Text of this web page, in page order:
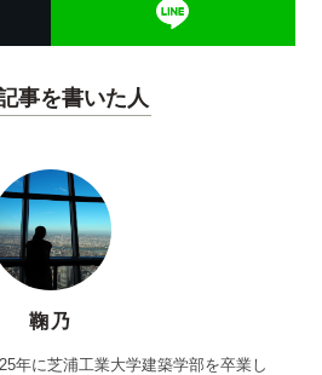
事を書いた人
鞠乃
年に芝浦工業大学建築学部を卒業し